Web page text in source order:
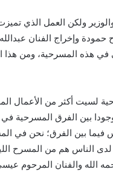
ولكن العمل الذي
وإخراج الفنان
هذه المسرحية، ومن هذا
بين الفرق المسرحية في
فيما بين الفرق؛ نحن في
الناس هم من المسرح
الله والفنان المرحوم